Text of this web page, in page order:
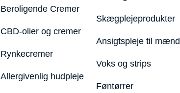
Beroligende Cremer
CBD-olier og cremer
Rynkecremer
Allergivenlig hudpleje
Skægplejeprodukter
Ansigtspleje til mænd
Voks og strips
Føntørrer